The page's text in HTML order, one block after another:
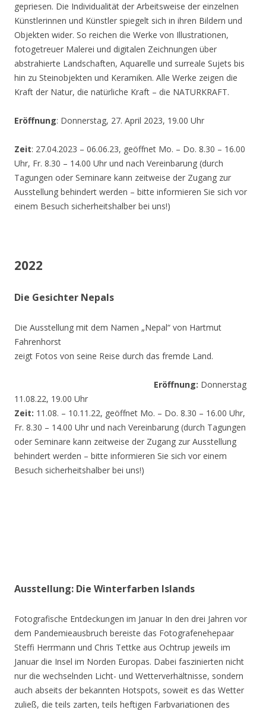
gepriesen. Die Individualität der Arbeitsweise der einzelnen
Künstlerinnen und Künstler spiegelt sich in ihren Bildern und
Objekten wider. So reichen die Werke von Illustrationen,
fotogetreuer Malerei und digitalen Zeichnungen über
abstrahierte Landschaften, Aquarelle und surreale Sujets bis
hin zu Steinobjekten und Keramiken. Alle Werke zeigen die
Kraft der Natur, die natürliche Kraft – die NATURKRAFT.
Eröffnung: Donnerstag, 27. April 2023, 19.00 Uhr
Zeit: 27.04.2023 – 06.06.23, geöffnet Mo. – Do. 8.30 – 16.00
Uhr, Fr. 8.30 – 14.00 Uhr und nach Vereinbarung (durch
Tagungen oder Seminare kann zeitweise der Zugang zur
Ausstellung behindert werden – bitte informieren Sie sich vor
einem Besuch sicherheitshalber bei uns!)
2022
Die Gesichter Nepals
Die Ausstellung mit dem Namen „Nepal“ von Hartmut
Fahrenhorst
zeigt Fotos von seine Reise durch das fremde Land.
Eröffnung: Donnerstag
11.08.22, 19.00 Uhr
Zeit: 11.08. – 10.11.22, geöffnet Mo. – Do. 8.30 – 16.00 Uhr,
Fr. 8.30 – 14.00 Uhr und nach Vereinbarung (durch Tagungen
oder Seminare kann zeitweise der Zugang zur Ausstellung
behindert werden – bitte informieren Sie sich vor einem
Besuch sicherheitshalber bei uns!)
Ausstellung: Die Winterfarben Islands
Fotografische Entdeckungen im Januar In den drei Jahren vor
dem Pandemieausbruch bereiste das Fotografenehepaar
Steffi Herrmann und Chris Tettke aus Ochtrup jeweils im
Januar die Insel im Norden Europas. Dabei faszinierten nicht
nur die wechselnden Licht- und Wetterverhältnisse, sondern
auch abseits der bekannten Hotspots, soweit es das Wetter
zuließ, die teils zarten, teils heftigen Farbvariationen des